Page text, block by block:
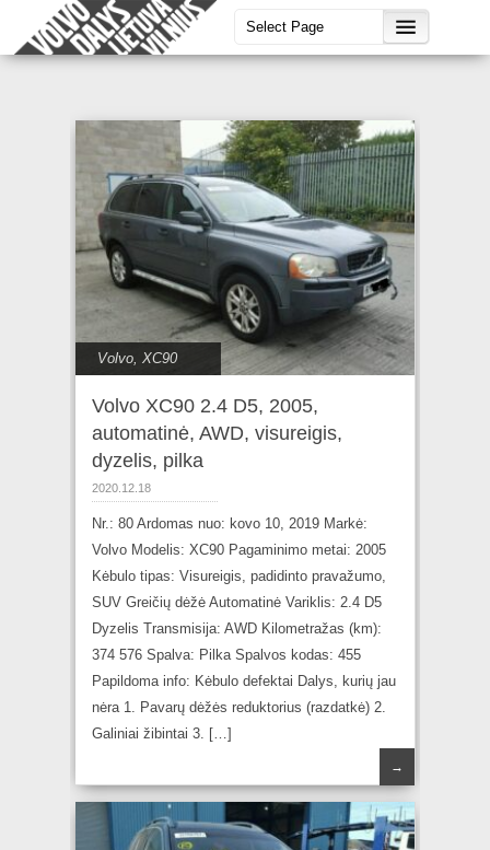
Volvo XC90
Volvo XC90 2.4 D5, 2005,
automatinė, AWD, visureigis,
dyzelis, pilka
2020.12.18
Nr.: 80 Ardomas nuo: kovo 10, 2019 Markė:
Volvo Modelis: XC90 Pagaminimo metai: 2005
Kėbulo tipas: Visureigis, padidinto pravažumo,
SUV Greičių dėžė Automatinė Variklis: 2.4 D5
Dyzelis Transmisija: AWD Kilometražas (km):
374 576 Spalva: Pilka Spalvos kodas: 455
Papildoma info: Kėbulo defektai Dalys, kurių jau
nėra 1. Pavarų dėžės reduktorius (razdatkė) 2.
Galiniai žibintai 3. […]
→